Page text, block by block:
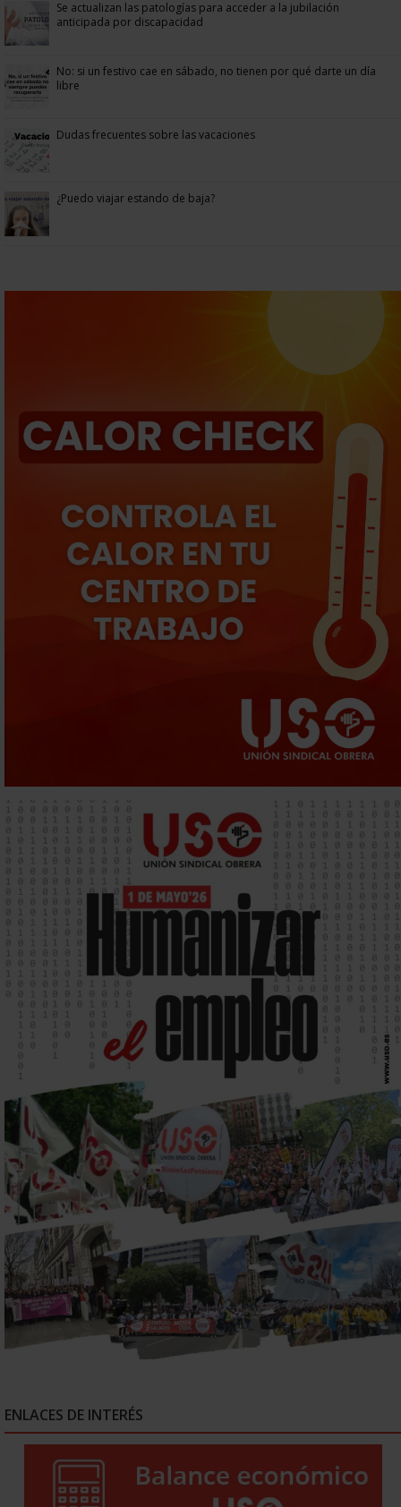
Se actualizan las patologías para acceder a la jubilación
anticipada por discapacidad
No: si un festivo cae en sábado, no tienen por qué darte un día
libre
Dudas frecuentes sobre las vacaciones
¿Puedo viajar estando de baja?
ENLACES DE INTERÉS